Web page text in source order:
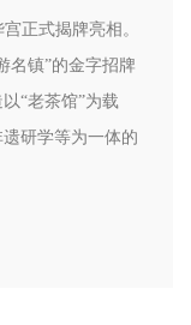
正式揭牌亮相。
名镇”的金字招牌
“老茶馆”为载
研学等为一体的